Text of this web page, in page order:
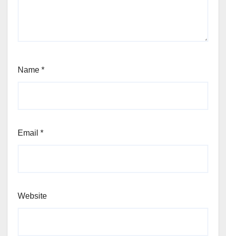
Name *
Email *
Website